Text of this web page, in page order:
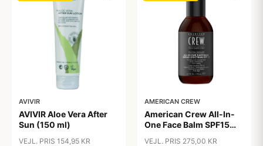
AVIVIR
AVIVIR Aloe Vera After
Sun (150 ml)
VEJL. PRIS 154,95 KR
AMERICAN CREW
American Crew All-In-
One Face Balm SPF15
VEJL. PRIS 275,00 KR